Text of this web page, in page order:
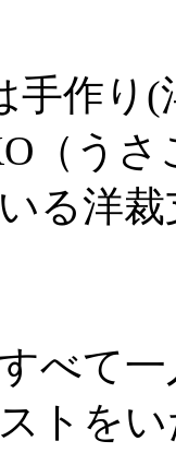
手作り
（う
る洋
べて一
トを